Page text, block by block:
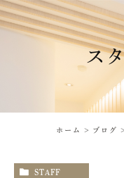
ス
ホーム ブログ
STAFF